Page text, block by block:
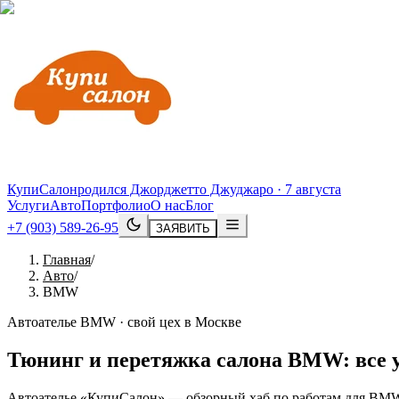
КупиСалонродился Джорджетто Джуджаро · 7 августа
УслугиАвтоПортфолиоО насБлог
+7 (903) 589-26-95
ЗАЯВИТЬ
Главная/
Авто/
BMW
Автоателье BMW · свой цех в Москве
Тюнинг и перетяжка салона BMW: все